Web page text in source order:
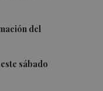
del
sábado